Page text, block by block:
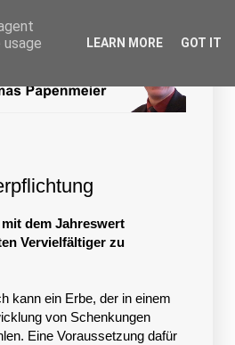
dem Jahreswert
Vervielfältiger zu
kann ein Erbe, der in einem
von Schenkungen
Eine Voraussetzung dafür
LEARN MORE GOT IT